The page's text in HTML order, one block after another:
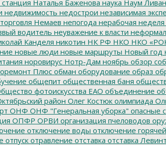
станция Наталья Баженова наука Наум
недвижимость недострои независимая
Немаев непогода нерабочая неделя
водитель неуважение к власти
Канделя никотин НК РФ НКО НКО
новые люди новые маршруты Новый год
норовирус Нотр-Дам ноябрь обзор
Плюсобман оборудование образ
общепит общественная баня
фотоискусства ЕАО объединение
район Олег Костюк олимпиада
ОНФ ОНФ "Генеральная уборка" опасные
ОПФР ОРВИ организация пчеловодов
отключение воды отключение
отпуск отравление отставка отставка